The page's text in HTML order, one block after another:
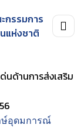
กรรมการ
แห่งชาติ
นด้านการส่งเสริม
ษ์อุดมการณ์